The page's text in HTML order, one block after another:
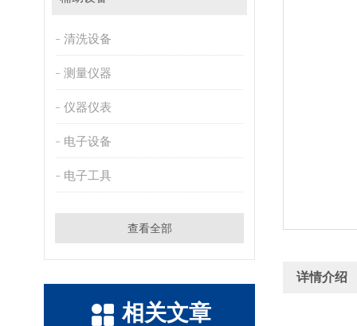
清洗设备
测量仪器
仪器仪表
电子设备
电子工具
查看全部
相关文章
详情介绍